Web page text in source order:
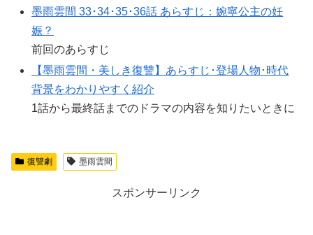
墨雨雲間 33･34･35･36話 あらすじ：婉寧公主の妊
娠？
前回のあらすじ
【墨雨雲間・美しき復讐】あらすじ･登場人物･時代
背景をわかりやすく紹介
1話から最終話までのドラマの内容を知りたいときに
復讐劇 墨雨雲間
スポンサーリンク